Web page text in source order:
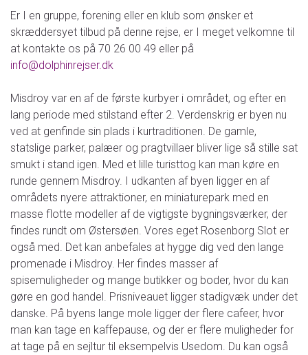
Er I en gruppe, forening eller en klub som ønsker et
skræddersyet tilbud på denne rejse, er I meget velkomne til
at kontakte os på 70 26 00 49 eller på
info@dolphinrejser.dk
Misdroy var en af de første kurbyer i området, og efter en
lang periode med stilstand efter 2. Verdenskrig er byen nu
ved at genfinde sin plads i kurtraditionen. De gamle,
statslige parker, palæer og pragtvillaer bliver lige så stille sat
smukt i stand igen. Med et lille turisttog kan man køre en
runde gennem Misdroy. I udkanten af byen ligger en af
områdets nyere attraktioner, en miniaturepark med en
masse flotte modeller af de vigtigste bygningsværker, der
findes rundt om Østersøen. Vores eget Rosenborg Slot er
også med. Det kan anbefales at hygge dig ved den lange
promenade i Misdroy. Her findes masser af
spisemuligheder og mange butikker og boder, hvor du kan
gøre en god handel. Prisniveauet ligger stadigvæk under det
danske. På byens lange mole ligger der flere cafeer, hvor
man kan tage en kaffepause, og der er flere muligheder for
at tage på en sejltur til eksempelvis Usedom. Du kan også